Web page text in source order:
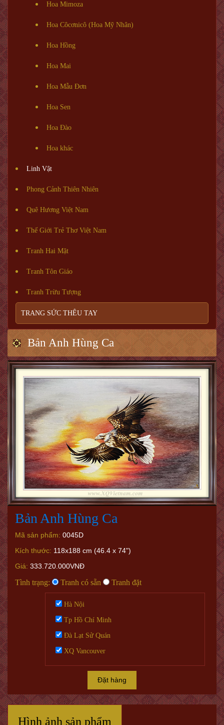
Hoa Mimoza
Hoa Côcơnicô (Hoa Mỹ Nhân)
Hoa Hồng
Hoa Mai
Hoa Mẫu Đơn
Hoa Sen
Hoa Đào
Hoa khác
Linh Vật
Phong Cảnh Thiên Nhiên
Quê Hương Việt Nam
Thế Giới Trẻ Thơ Việt Nam
Tranh Hai Mặt
Tranh Tôn Giáo
Tranh Trừu Tượng
TRANG SỨC THÊU TAY
Bản Anh Hùng Ca
Bản Anh Hùng Ca
Mã sản phẩm: 0045D
Kích thước: 118x188 cm (46.4 x 74")
Giá: 333.720.000VNĐ
Tình trạng: Tranh có sẵn Tranh đặt
Hà Nội
Tp Hồ Chí Minh
Đà Lạt Sử Quán
XQ Vancouver
Đặt hàng
Hình ảnh sản phẩm